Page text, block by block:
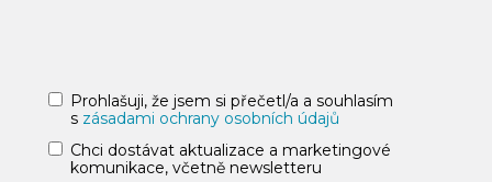
Prohlašuji, že jsem si přečetl/a a souhlasím
s zásadami ochrany osobních údajů
Chci dostávat aktualizace a marketingové
komunikace, včetně newsletteru